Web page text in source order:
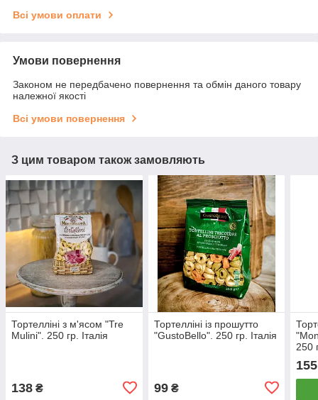
Всі умови оплати
Умови повернення
Законом не передбачено повернення та обмін даного товару
належної якості
Всі умови повернення
З цим товаром також замовляють
Тортелліні з м'ясом "Tre
Mulini". 250 гр. Італія
138 ₴
Тортелліні із прошутто
"GustoBello". 250 гр. Італія
99₴
250
155